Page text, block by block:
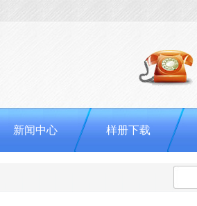
新闻中心 样册下载